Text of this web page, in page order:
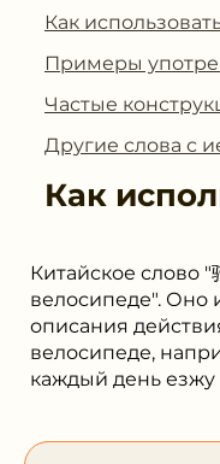
Как
Примеры
Частые
Другие слова с
Как
Китайское слово "
велосипеде". Оно
описания
велосипеде,
каждый день езжу